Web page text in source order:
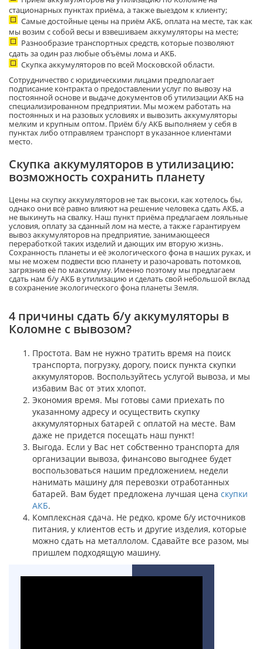
стационарных пунктах приёма, а также выездом к клиенту;
Самые достойные цены на приём АКБ, оплата на месте, так как
мы возим с собой весы и взвешиваем аккумуляторы на месте;
Разнообразие транспортных средств, которые позволяют
сдать за один раз любые объёмы лома и АКБ.
Скупка аккумуляторов по всей Московской области.
Сотрудничество с юридическими лицами предполагает
подписание контракта о предоставлении услуг по вывозу на
постоянной основе и выдаче документов об утилизации АКБ на
специализированном предприятии. Мы можем работать на
постоянных и на разовых условиях и вывозить аккумуляторы
мелким и крупным оптом. Приём б/у АКБ выполняем у себя в
пунктах либо отправляем транспорт в указанное клиентами
место.
Скупка аккумуляторов в утилизацию:
возможность сохранить планету
Цены на скупку аккумуляторов не так высоки, как хотелось бы,
однако они всё равно влияют на решение человека сдать АКБ, а
не выкинуть на свалку. Наш пункт приёма предлагаем лояльные
условия, оплату за сданный лом на месте, а также гарантируем
вывоз аккумуляторов на предприятие, занимающееся
переработкой таких изделий и дающих им вторую жизнь.
Сохранность планеты и её экологического фона в наших руках, и
мы не можем подвести всю планету и разочаровать потомков,
загрязнив её по максимуму. Именно поэтому мы предлагаем
сдать нам б/у АКБ в утилизацию и сделать свой небольшой вклад
в сохранение экологического фона планеты Земля.
4 причины сдать б/у аккумуляторы в
Коломне с вывозом?
Простота. Вам не нужно тратить время на поиск
транспорта, погрузку, дорогу, поиск пункта скупки
аккумуляторов. Воспользуйтесь услугой вывоза, и мы
избавим Вас от этих хлопот.
Экономия время. Мы готовы сами приехать по
указанному адресу и осуществить скупку
аккумуляторных батарей с оплатой на месте. Вам
даже не придется посещать наш пункт!
Выгода. Если у Вас нет собственно транспорта для
организации вывоза, финансово выгоднее будет
воспользоваться нашим предложением, недели
нанимать машину для перевозки отработанных
батарей. Вам будет предложена лучшая цена скупки
АКБ.
Комплексная сдача. Не редко, кроме б/у источников
питания, у клиентов есть и другие изделия, которые
можно сдать на металлолом. Сдавайте все разом, мы
пришлем подходящую машину.